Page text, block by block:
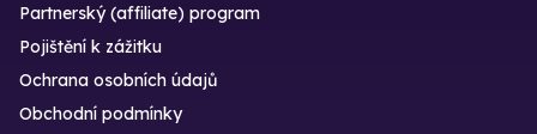
Partnerský (affiliate) program
Pojištění k zážitku
Ochrana osobních údajů
Obchodní podmínky